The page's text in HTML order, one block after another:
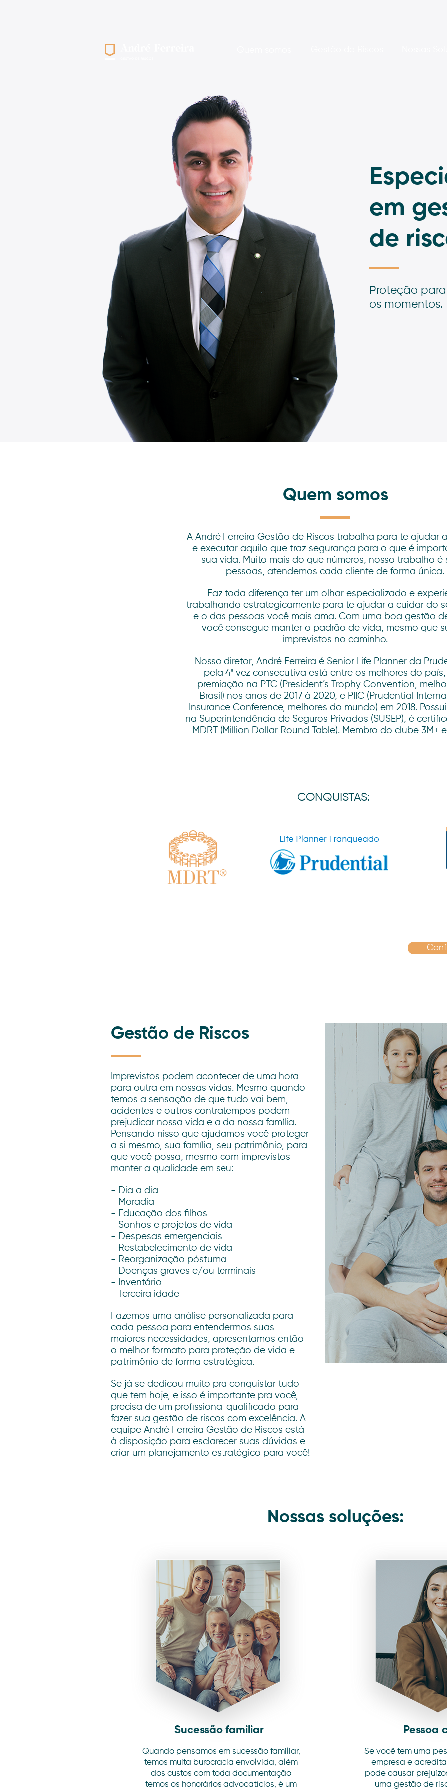
em
de
Proteção
os momentos.
Quem somos
A André Ferreira Gestão de Riscos trabalha para te ajudar
e executar aquilo que traz segurança para o que é
sua vida. Muito mais do que números, nosso trabalho é
pessoas, atendemos cada cliente de forma única.
Faz toda diferença ter um olhar especializado e
trabalhando estrategicamente para te ajudar a cuidar do
e o das pessoas você mais ama. Com uma boa gestão
você consegue manter o padrão de vida, mesmo que
imprevistos no caminho.
Nosso diretor, André Ferreira é Senior Life Planner da
pela 4ª vez consecutiva está entre os melhores do
premiação na PTC (President’s Trophy Convention,
Brasil) nos anos de 2017 à 2020, e PIIC (Prudential
Insurance Conference, melhores do mundo) em 2018.
na Superintendência de Seguros Privados (SUSEP), é
MDRT (Million Dollar Round Table). Membro do clube 3M+
CONQUISTAS:
Gestão de Riscos
Imprevistos podem acontecer de uma hora
para outra em nossas vidas. Mesmo quando
temos a sensação de que tudo vai bem,
acidentes e outros contratempos podem
prejudicar nossa vida e a da nossa família.
Pensando nisso que ajudamos você proteger
a si mesmo, sua família, seu patrimônio, para
que você possa, mesmo com imprevistos
manter a qualidade em seu:
- Dia a dia
- Moradia
- Educação dos filhos
- Sonhos e projetos de vida
- Despesas emergenciais
- Restabelecimento de vida
- Reorganização póstuma
- Doenças graves e/ou terminais
- Inventário
- Terceira idade
Fazemos uma análise personalizada para
cada pessoa para entendermos suas
maiores necessidades, apresentamos então
o melhor formato para proteção de vida e
patrimônio de forma estratégica.
Se já se dedicou muito pra conquistar tudo
que tem hoje, e isso é importante pra você,
precisa de um profissional qualificado para
fazer sua gestão de riscos com excelência. A
equipe André Ferreira Gestão de Riscos está
à disposição para esclarecer suas dúvidas e
criar um planejamento estratégico para você!
Nossas soluções:
Quando pensamos em sucessão familiar,
temos muita burocracia envolvida, além
dos custos com toda documentação
temos os honorários advocatícios, é um
Sucessão familiar
Se você tem uma
empresa e
pode causar
uma gestão de
Pessoa